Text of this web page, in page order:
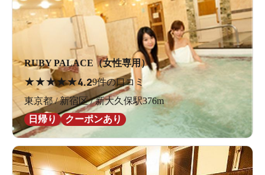
RUBY PALACE（女性専用）
★★★★★4.29件の口コミ
東京都 / 新宿区 / 新大久保駅376m
日帰り
クーポンあり